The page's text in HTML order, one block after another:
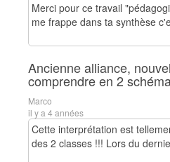
Merci pour ce travail
me frappe dans ta synthèse
Ancienne alliance,
comprendre en 2
Marco
il y a 4 années
Cette interprétation est
des 2 classes !!! Lors du